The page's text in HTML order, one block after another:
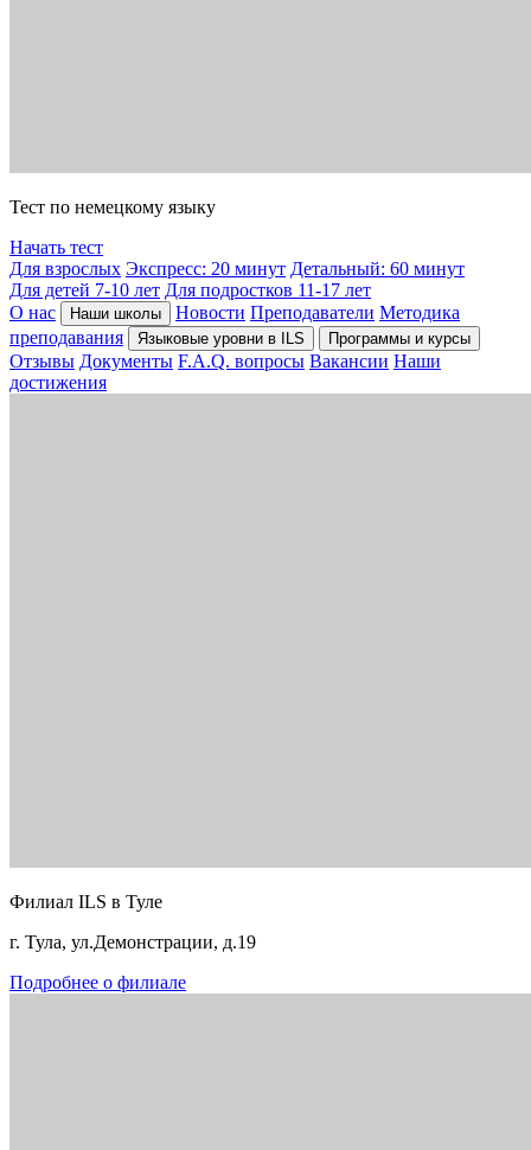
Тест по немецкому языку
Начать тест
Для взрослых Экспресс: 20 минут Детальный: 60 минут
Для детей 7-10 лет Для подростков 11-17 лет
О нас
Наши школы Новости Преподаватели Методика
преподавания
Языковые уровни в ILS Программы и курсы
Отзывы Документы F.A.Q. вопросы Вакансии Наши
достижения
Филиал ILS в Туле
г. Тула, ул.Демонстрации, д.19
Подробнее о филиале